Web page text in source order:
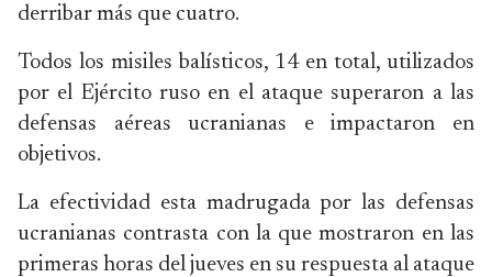
derribar más que cuatro.
Todos los misiles balísticos, 14 en total, utilizados
por el Ejército ruso en el ataque superaron a las
defensas aéreas ucranianas e impactaron en
objetivos.
La efectividad esta madrugada por las defensas
ucranianas contrasta con la que mostraron en las
primeras horas del jueves en su respuesta al ataque